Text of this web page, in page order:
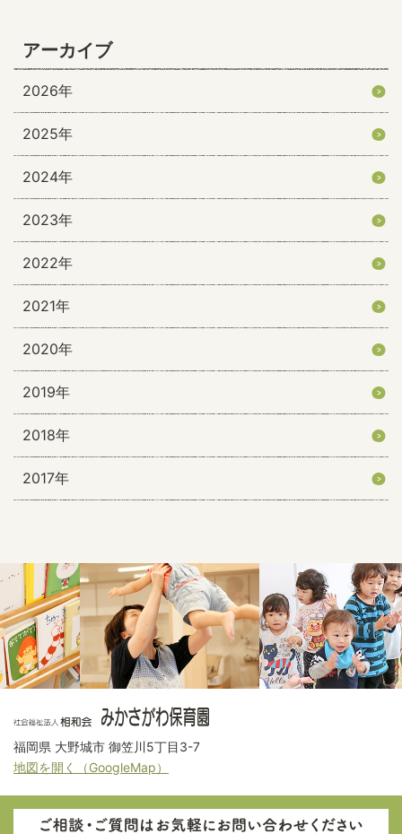
アーカイブ
2026年
2025年
2024年
2023年
2022年
2021年
2020年
2019年
2018年
2017年
福岡県 大野城市 御笠川5丁目3-7
地図を開く（GoogleMap）